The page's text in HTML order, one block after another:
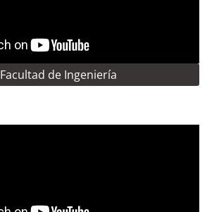
Facultad de Ingeniería